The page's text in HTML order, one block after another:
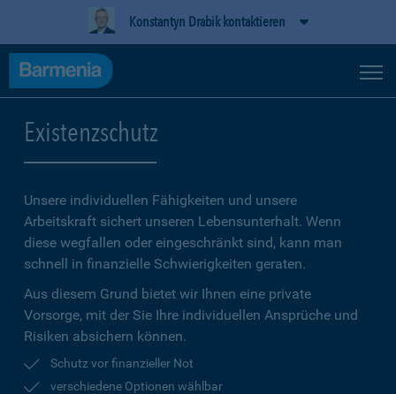
Konstantyn Drabik kontaktieren
Existenzschutz
Unsere individuellen Fähigkeiten und unsere
Arbeitskraft sichert unseren Lebensunterhalt. Wenn
diese wegfallen oder eingeschränkt sind, kann man
schnell in finanzielle Schwierigkeiten geraten.
Aus diesem Grund bietet wir Ihnen eine private
Vorsorge, mit der Sie Ihre individuellen Ansprüche und
Risiken absichern können.
Schutz vor finanzieller Not
verschiedene Optionen wählbar